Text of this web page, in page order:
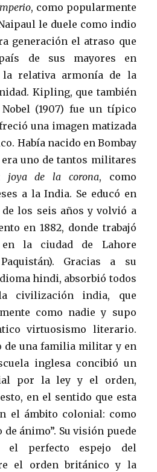
, como popularmente
le duele como indio
generación el atraso que
de sus mayores en
la relativa armonía de la
Kipling, que también
(1907) fue un típico
una imagen matizada
Había nacido en Bombay
era uno de tantos militares
joya de la corona, como
a la India. Se educó en
los seis años y volvió a
en 1882, donde trabajó
la ciudad de Lahore
Gracias a su
hindi, absorbió todos
civilización india, que
como nadie y supo
virtuosismo literario.
de una familia militar y en
inglesa concibió un
por la ley y el orden,
en el sentido que esta
el ámbito colonial: como
de ánimo”. Su visión puede
el perfecto espejo del
el orden británico y la